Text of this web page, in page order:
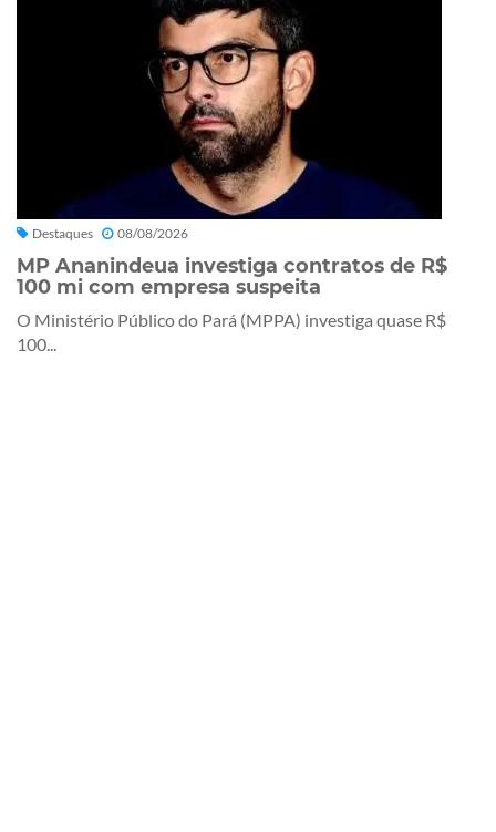
Destaques 08/08/2026
MP Ananindeua investiga contratos de R$
100 mi com empresa suspeita
O Ministério Público do Pará (MPPA) investiga quase R$
100...